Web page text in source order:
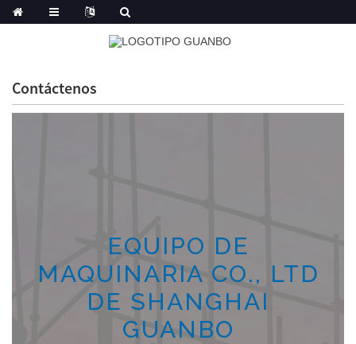
Contáctenos
EQUIPO DE
MAQUINARIA CO., LTD
DE SHANGHAI
GUANBO